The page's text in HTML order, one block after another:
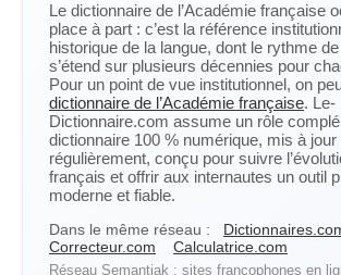
Le dictionnaire de l’Académie française
place à part : c’est la référence
historique de la langue, dont le rythme
s’étend sur plusieurs décennies pour
Pour un point de vue institutionnel, on
dictionnaire de l’Académie française. Le-
Dictionnaire.com assume un rôle
dictionnaire 100 % numérique, mis à jour
régulièrement, conçu pour suivre
français et offrir aux internautes un outil
moderne et fiable.
Dans le même réseau :
Correcteur.com
Calculatrice.com
Réseau Semantiak : sites francophones en